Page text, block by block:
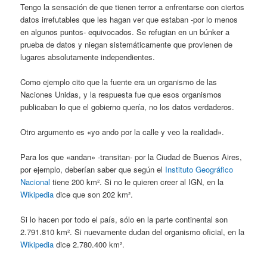
Tengo la sensación de que tienen terror a enfrentarse con ciertos
datos irrefutables que les hagan ver que estaban -por lo menos
en algunos puntos- equivocados. Se refugian en un búnker a
prueba de datos y niegan sistemáticamente que provienen de
lugares absolutamente independientes.
Como ejemplo cito que la fuente era un organismo de las
Naciones Unidas, y la respuesta fue que esos organismos
publicaban lo que el gobierno quería, no los datos verdaderos.
Otro argumento es «yo ando por la calle y veo la realidad».
Para los que «andan» -transitan- por la Ciudad de Buenos Aires,
por ejemplo, deberían saber que según el Instituto Geográfico
Nacional tiene 200 km². Si no le quieren creer al IGN, en la
Wikipedia dice que son 202 km².
Si lo hacen por todo el país, sólo en la parte continental son
2.791.810 km². Si nuevamente dudan del organismo oficial, en la
Wikipedia dice 2.780.400 km².